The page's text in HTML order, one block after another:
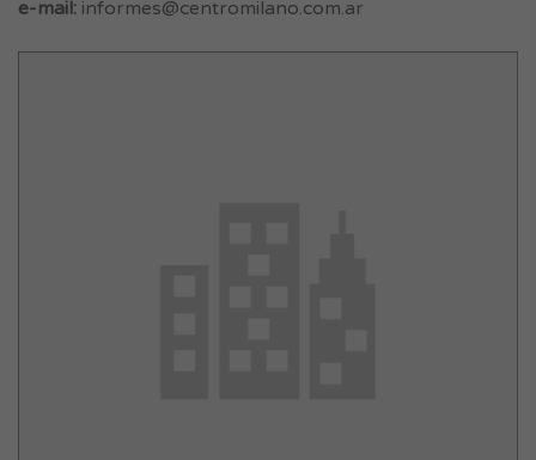
e-mail: informes@centromilano.com.ar